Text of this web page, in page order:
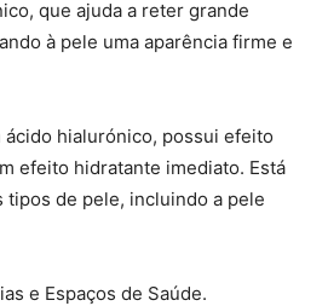
que ajuda a reter grande
à pele uma aparência firme e
ácido hialurónico, possui efeito
efeito hidratante imediato. Está
tipos de pele, incluindo a pele
e Espaços de Saúde.